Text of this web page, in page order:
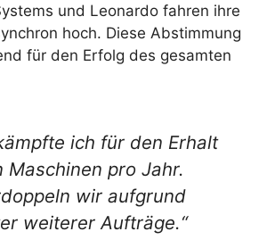
und Leonardo fahren ihre
hoch. Diese Abstimmung
für den Erfolg des gesamten
ich für den Erhalt
Maschinen pro Jahr.
wir aufgrund
weiterer Aufträge.“